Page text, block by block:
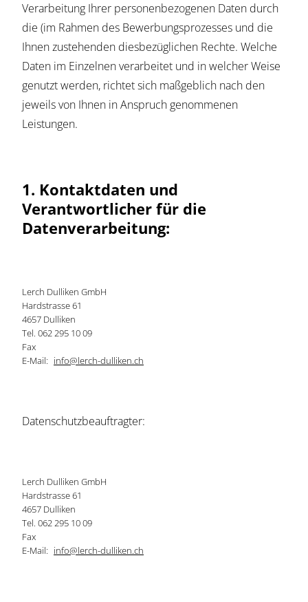
Verarbeitung Ihrer personenbezogenen Daten durch
die (im Rahmen des Bewerbungsprozesses und die
Ihnen zustehenden diesbezüglichen Rechte. Welche
Daten im Einzelnen verarbeitet und in welcher Weise
genutzt werden, richtet sich maßgeblich nach den
jeweils von Ihnen in Anspruch genommenen
Leistungen.
1. Kontaktdaten und
Verantwortlicher für die
Datenverarbeitung:
Lerch Dulliken GmbH
Hardstrasse 61
4657 Dulliken
Tel. 062 295 10 09
Fax
E-Mail: info@lerch-dulliken.ch
Datenschutzbeauftragter:
Lerch Dulliken GmbH
Hardstrasse 61
4657 Dulliken
Tel. 062 295 10 09
Fax
E-Mail: info@lerch-dulliken.ch